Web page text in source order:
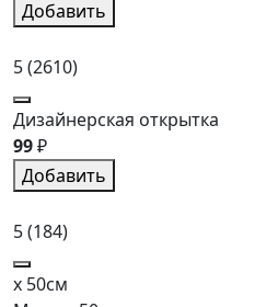
Добавить
5(2610)
Дизайнерская открытка
99₽
Добавить
5(184)
x 50см